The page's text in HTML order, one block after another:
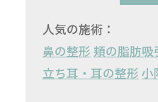
人気の施術：
鼻の整形 頬の脂肪吸
立ち耳・耳の整形 小